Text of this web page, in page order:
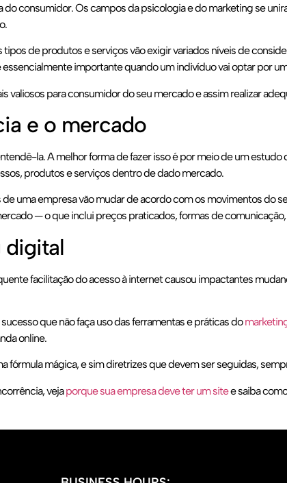
consumidor. Os campos da psicologia e do marketing se
tipos de produtos e serviços vão exigir variados níveis de
importante quando um indivíduo vai optar por
valiosos para consumidor do seu mercado e assim realizar
e o mercado
la. A melhor forma de fazer isso é por meio de um estudo
produtos e serviços dentro de dado mercado.
uma empresa vão mudar de acordo com os movimentos do
— o que inclui preços praticados, formas de
digital
facilitação do acesso à internet causou impactantes
que não faça uso das ferramentas e práticas do
online.
fórmula mágica, e sim diretrizes que devem ser seguidas,
vejaporque sua empresa deve ter um sitee saiba